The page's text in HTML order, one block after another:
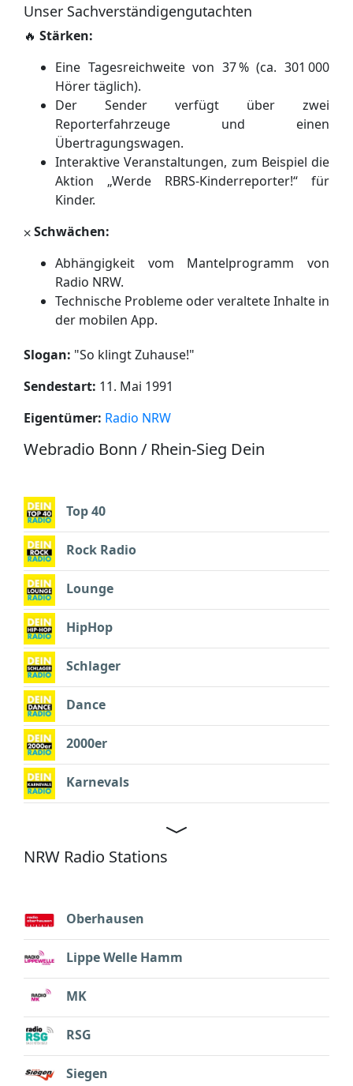
Unser Sachverständigengutachten
🔥 Stärken:
Eine Tagesreichweite von 37 % (ca. 301 000
Hörer täglich).
Der Sender verfügt über zwei
Reporterfahrzeuge und einen
Übertragungswagen.
Interaktive Veranstaltungen, zum Beispiel die
Aktion „Werde RBRS-Kinderreporter!“ für
Kinder.
⨉Schwächen:
Abhängigkeit vom Mantelprogramm von
Radio NRW.
Technische Probleme oder veraltete Inhalte in
der mobilen App.
Slogan: "So klingt Zuhause!"
Sendestart: 11. Mai 1991
Eigentümer: Radio NRW
Webradio Bonn / Rhein-Sieg Dein
Top 40
Rock Radio
Lounge
HipHop
Schlager
Dance
2000er
Karnevals
NRW Radio Stations
Oberhausen
Lippe Welle Hamm
MK
RSG
Siegen